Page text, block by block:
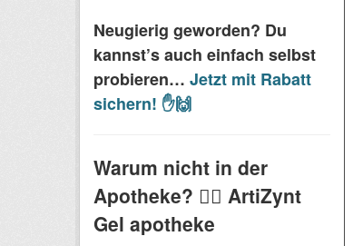
Neugierig geworden? Du
kannst’s auch einfach selbst
probieren… Jetzt mit Rabatt
sichern! ✋🙌
Warum nicht in der
Apotheke? 🤷‍♂️ ArtiZynt
Gel apotheke